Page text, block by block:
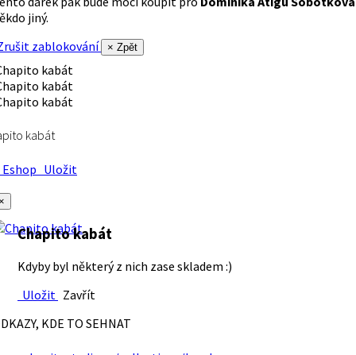
jiný.
zablokování
× Zpět
kabát
Uložit
Chapito kabát
Kdyby byl některý z nich zase skladem :)
Uložit Zavřít
KDE TO SEHNAT